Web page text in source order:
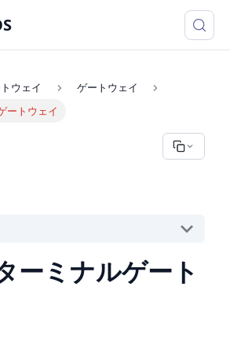
ウェイ
ゲートウェイ
ートウェイ
ーミナルゲート